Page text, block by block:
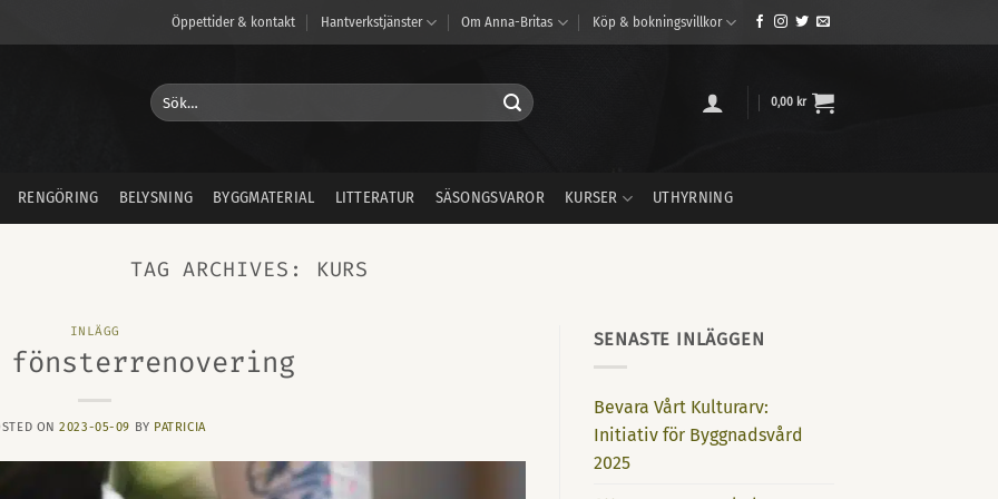
Öppettider & kontakt Hantverkstjänster Om Anna-Britas Köp & bokningsvillkor
Sök
efter:
0,00 kr
RENGÖRING BELYSNING BYGGMATERIAL LITTERATUR SÄSONGSVAROR KURSER UTHYRNING
TAG ARCHIVES: KURS
INLÄGG
ON2023-05-09 BY PATRICIA
SENASTE INLÄGGEN
Bevara Vårt Kulturarv:
Initiativ för Byggnadsvård
2025